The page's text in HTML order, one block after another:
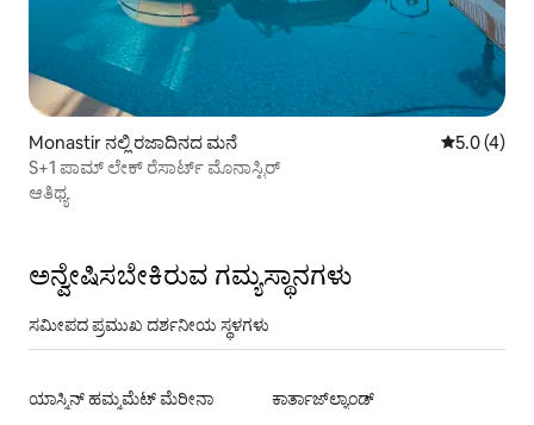
Monastir ನಲ್ಲಿ ರಜಾದಿನದ ಮನೆ 5 ರಲ್ಲಿ 5.0
5.0 (4)
S+1 ಪಾಮ್ ಲೇಕ್ ರೆಸಾರ್ಟ್ ಮೊನಾಸ್ಟಿರ್
ಆತಿಥ್ಯ
ಅನ್ವೇಷಿಸಬೇಕಿರುವ ಗಮ್ಯಸ್ಥಾನಗಳು
ಸಮೀಪದ ಪ್ರಮುಖ ದರ್ಶನೀಯ ಸ್ಥಳಗಳು
ಯಾಸ್ಮಿನ್ ಹಮ್ಮಮೆಟ್ ಮೆರೀನಾ ಕಾರ್ತಾಜ್‌ಲ್ಯಾಂಡ್